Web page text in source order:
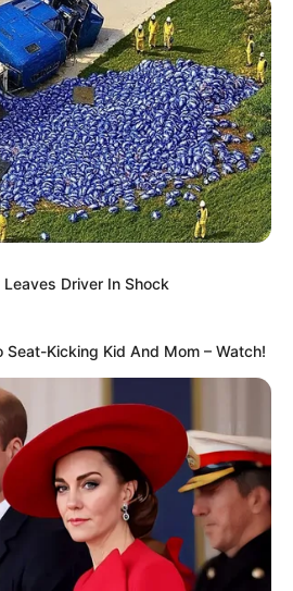
Driver In Shock
Seat-Kicking Kid And Mom – Watch!